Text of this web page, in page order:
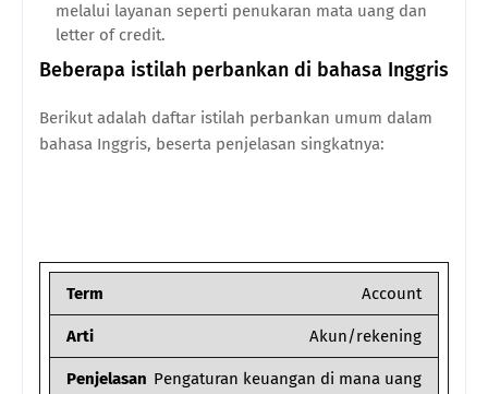
melalui layanan seperti penukaran mata uang dan
letter of credit.
Beberapa istilah perbankan di bahasa Inggris
Berikut adalah daftar istilah perbankan umum dalam
bahasa Inggris, beserta penjelasan singkatnya:
Term Account
Arti Akun/rekening
Penjelasan Pengaturan keuangan di mana uang